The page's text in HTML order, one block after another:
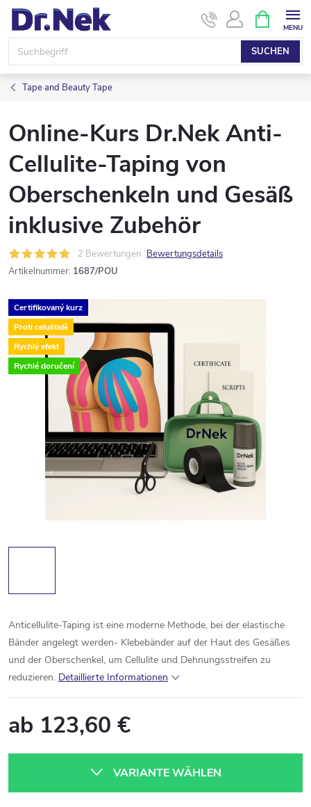
Zum
Inhalt
springen
SUCHEN
Tape and Beauty Tape
Online-Kurs Dr.Nek Anti-
Cellulite-Taping von
Oberschenkeln und Gesäß
inklusive Zubehör
2 Bewertungen Bewertungsdetails
Artikelnummer: 1687/POU
Certifikovaný kurz
Proti celulitidě
Rychlý efekt
Rychlé doručení
Anticellulite-Taping ist eine moderne Methode, bei der elastische
Bänder angelegt werden- Klebebänder auf der Haut des Gesäßes
und der Oberschenkel, um Cellulite und Dehnungsstreifen zu
reduzieren. Detaillierte Informationen
ab 123,60 €
VARIANTE WÄHLEN